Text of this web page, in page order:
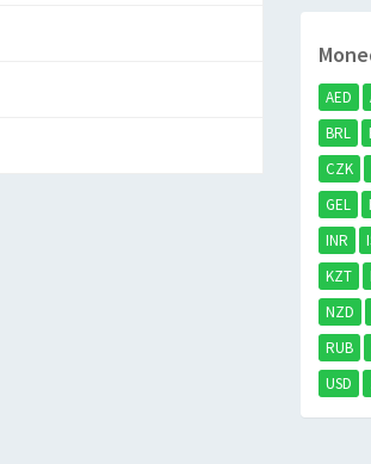
AED
BRL
CZK
GEL
INR
KZT
NZD
RUB
USD